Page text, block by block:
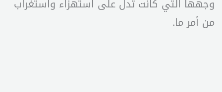
وجهها التي كانت تدل على استهزاء واستغراب
من أمر ما.